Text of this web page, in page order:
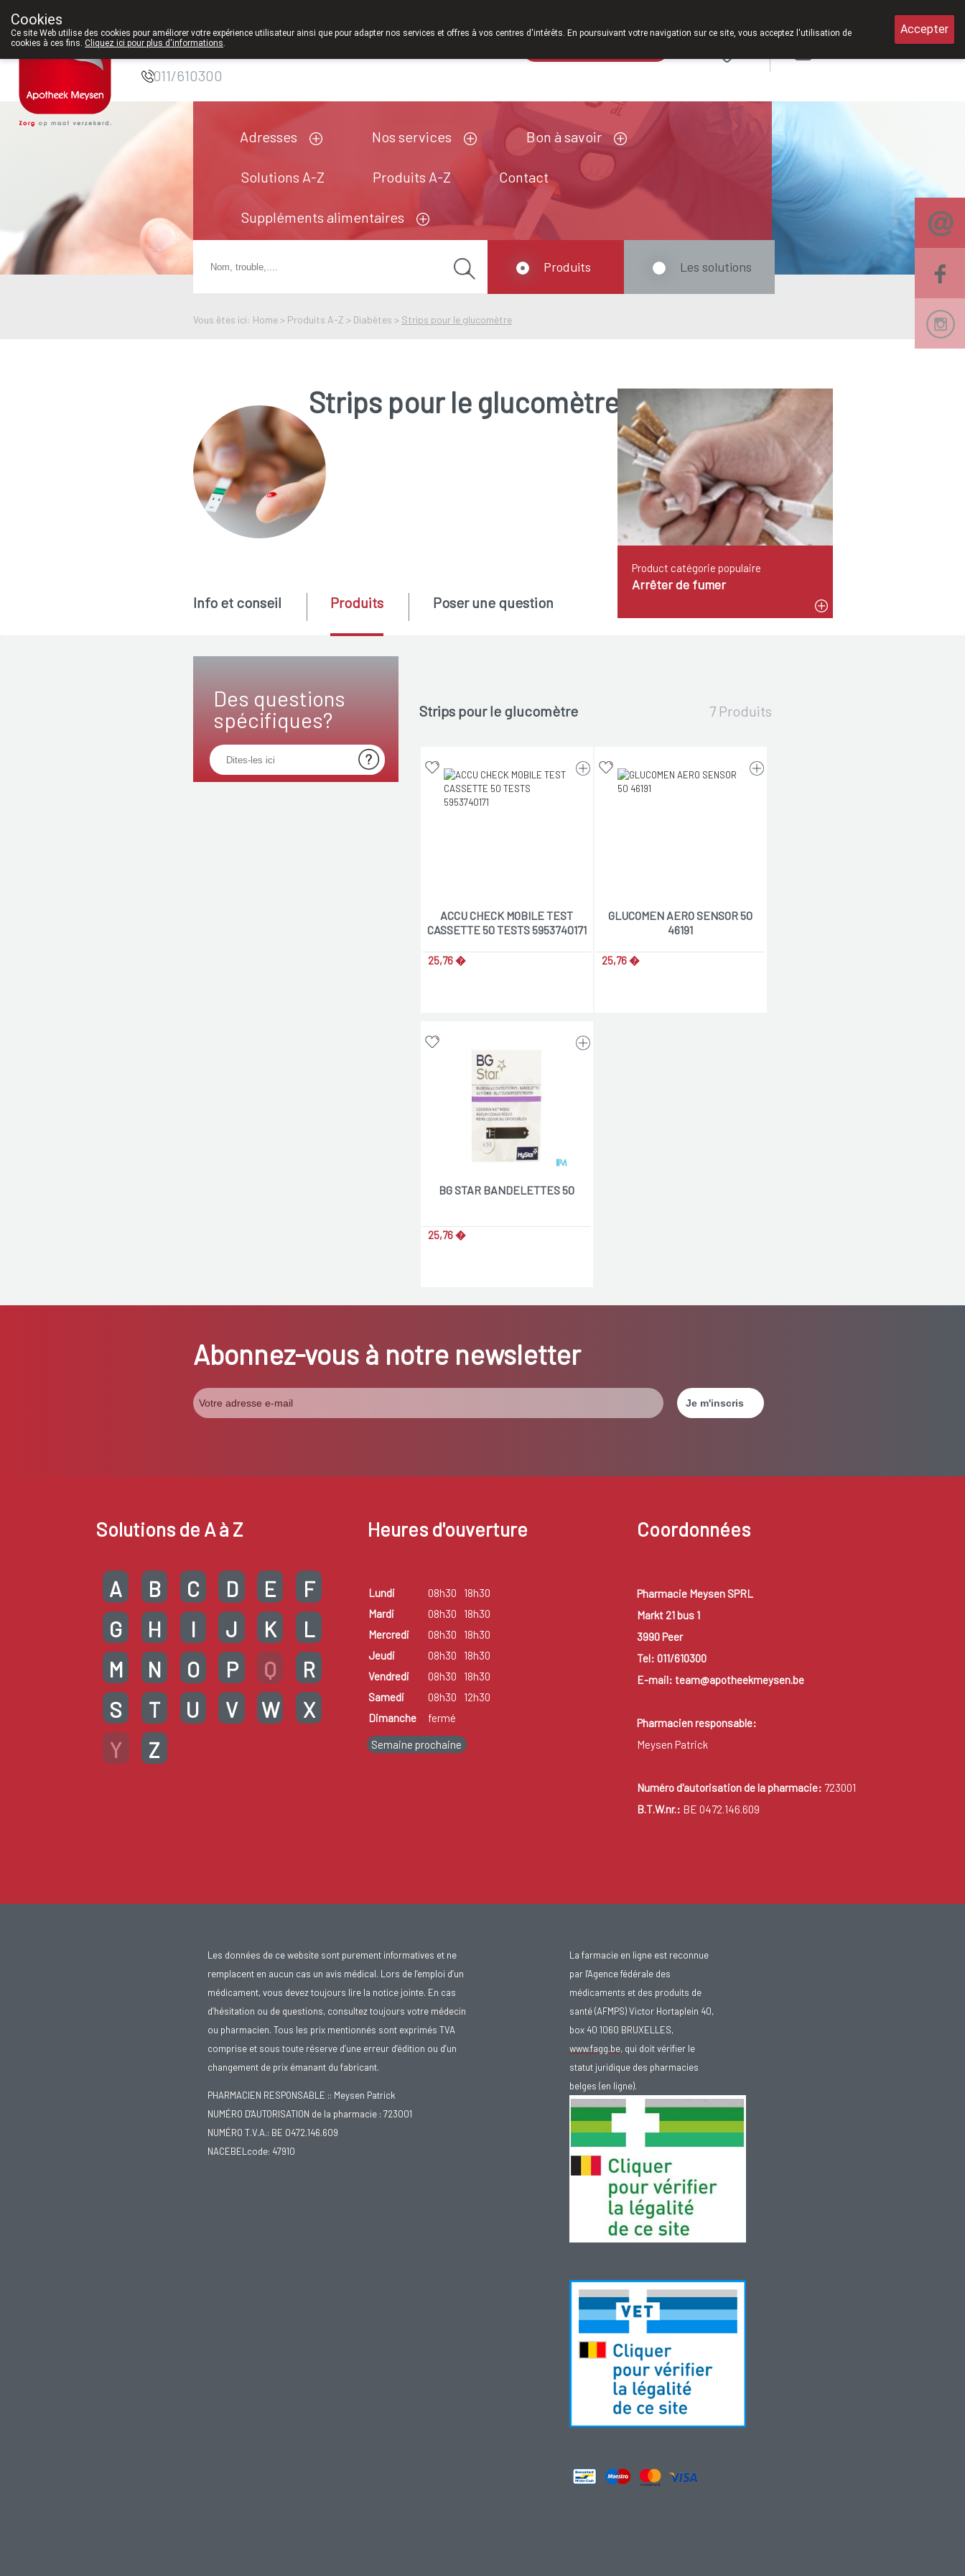
Pharmacie Meysen
SPRL
011/610300
Adresses Nos services Bon à savoir
Solutions A-Z Produits A-Z Contact
Suppléments alimentaires
Vous êtes ici: Home > Produits A-Z > Diabètes > Strips pour le glucomètre
Produits Les solutions
Product catégorie populaire
Arrêter de fumer
Strips pour le glucomètre
Des questions
spécifiques?
Info et conseil Produits Poser une question
Strips pour le glucomètre 7 Produits
ACCU CHECK MOBILE TEST
CASSETTE 50 TESTS 5953740171
25,76 �
GLUCOMEN AERO SENSOR 50
46191
25,76 �
BG STAR BANDELETTES 50
25,76 �
Abonnez-vous à notre newsletter
Solutions de A à Z
A B C D E
F
G
H I J K
L
M
N O P Q
R
S
T U V W
X
Y
Z
Heures d'ouverture
Lundi 08h30
18h30
Mardi
08h30
18h30
Mercredi
08h30
18h30
Jeudi
08h30
18h30
Vendredi
08h30
18h30
Samedi
08h30
12h30
Dimanche
fermé
Semaine prochaine
Coordonnées
Pharmacie Meysen SPRL
Markt 21 bus 1
3990 Peer
Tel: 011/610300
E-mail: team@apotheekmeysen.be
Pharmacien responsable:
Meysen Patrick
Numéro d'autorisation de la pharmacie: 723001
B.T.W.nr.: BE 0472.146.609
Les données de ce website sont purement informatives et ne
remplacent en aucun cas un avis médical. Lors de l’emploi d’un
médicament, vous devez toujours lire la notice jointe. En cas
d’hésitation ou de questions, consultez toujours votre médecin
ou pharmacien. Tous les prix mentionnés sont exprimés TVA
comprise et sous toute réserve d’une erreur d’édition ou d’un
changement de prix émanant du fabricant.
PHARMACIEN RESPONSABLE :: Meysen Patrick
NUMÉRO D'AUTORISATION de la pharmacie : 723001
NUMÉRO T.V.A.: BE 0472.146.609
NACEBELcode: 47910
La farmacie en ligne est reconnue
par l'Agence fédérale des
médicaments et des produits de
santé (AFMPS) Victor Hortaplein 40,
box 40 1060 BRUXELLES,
www.fagg.be, qui doit vérifier le
statut juridique des pharmacies
belges (en ligne).
Cookies
Ce site Web utilise des cookies pour améliorer votre expérience utilisateur ainsi que pour adapter nos services et offres à vos centres d'intérêts. En poursuivant votre navigation sur ce site, vous acceptez l'utilisation de
cookies à ces fins. Cliquez ici pour plus d'informations.
Accepter